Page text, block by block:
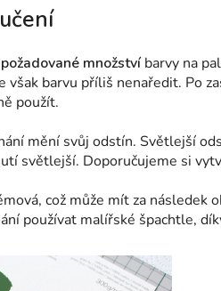
množstvíbarvy na
však barvu příliš nenaředit. Po
použít.
mění svůj odstín. Světlejší
světlejší. Doporučujeme si
což může mít za následek
používat malířské špachtle,